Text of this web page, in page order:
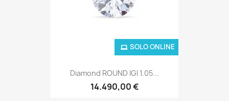
Diamond ROUND IGI 1.05...
14.490,00 €
SOLO ONLINE